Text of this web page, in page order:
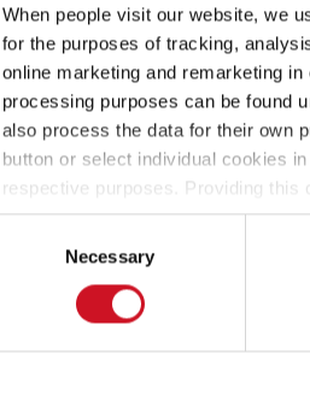
When people visit our website, we
for the purposes of tracking,
online marketing and remarketing
processing purposes can be found
also process the data for their own
button or select individual cookies
respective purposes. Providing this
settings at any time as well as
the website). You can find further
Necessary